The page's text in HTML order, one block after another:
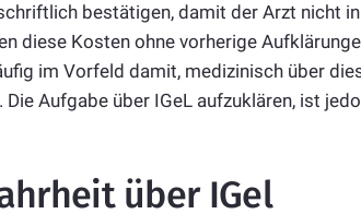
bestätigen, damit der Arzt nicht
diese Kosten ohne vorherige
im Vorfeld damit, medizinisch über
Die Aufgabe über IGeL aufzuklären, ist
über IGel